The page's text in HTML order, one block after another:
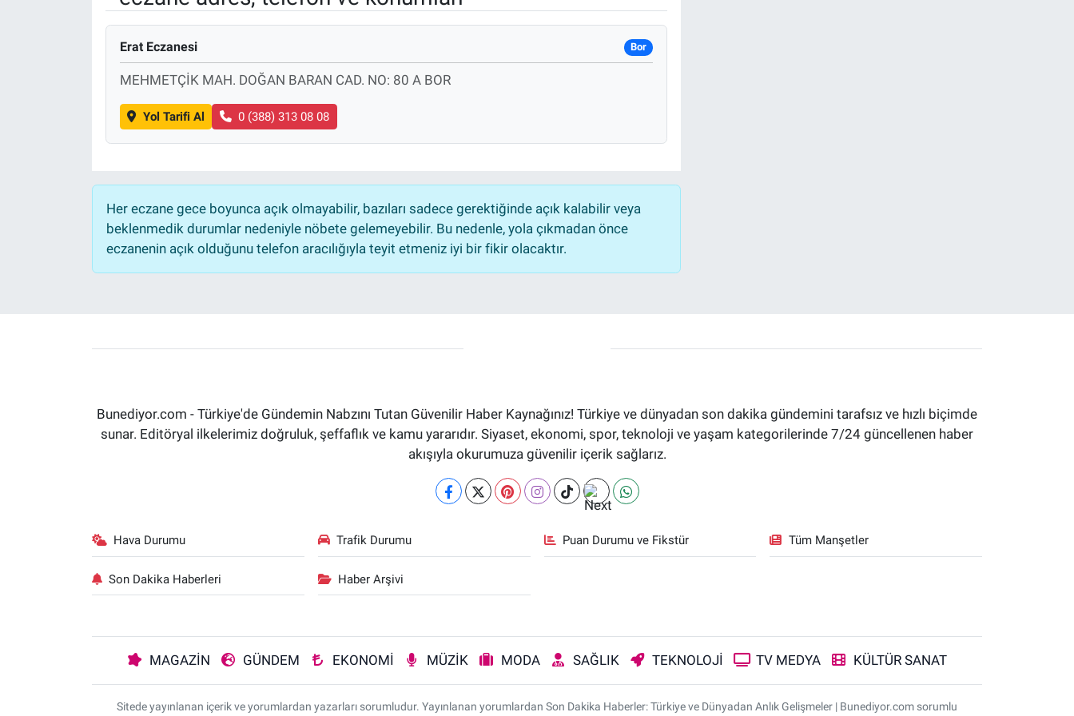
Erat Eczanesi Bor
MEHMETÇİK MAH. DOĞAN BARAN CAD. NO: 80 A BOR
Yol Tarifi Al 0 (388) 313 08 08
Her eczane gece boyunca açık olmayabilir, bazıları sadece gerektiğinde açık kalabilir veya
beklenmedik durumlar nedeniyle nöbete gelemeyebilir. Bu nedenle, yola çıkmadan önce
eczanenin açık olduğunu telefon aracılığıyla teyit etmeniz iyi bir fikir olacaktır.
Bunediyor.com - Türkiye'de Gündemin Nabzını Tutan Güvenilir Haber Kaynağınız! Türkiye ve dünyadan son dakika gündemini tarafsız ve hızlı biçimde
sunar. Editöryal ilkelerimiz doğruluk, şeffaflık ve kamu yararıdır. Siyaset, ekonomi, spor, teknoloji ve yaşam kategorilerinde 7/24 güncellenen haber
akışıyla okurumuza güvenilir içerik sağlarız.
Hava Durumu Trafik Durumu Puan Durumu ve Fikstür Tüm Manşetler
Son Dakika Haberleri Haber Arşivi
MAGAZİN GÜNDEM EKONOMİ MÜZİK MODA SAĞLIK TEKNOLOJİ TV MEDYA KÜLTÜR SANAT
Sitede yayınlanan içerik ve yorumlardan yazarları sorumludur. Yayınlanan yorumlardan Son Dakika Haberler: Türkiye ve Dünyadan Anlık Gelişmeler | Bunediyor.com sorumlu
KÜLTÜR SANAT